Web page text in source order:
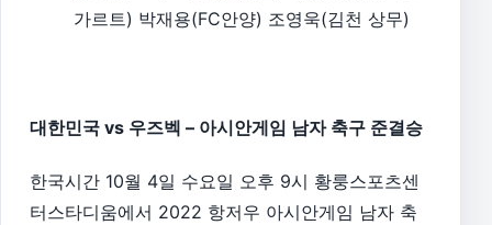
가르트) 박재용(FC안양) 조영욱(김천 상무)
대한민국 vs 우즈벡 – 아시안게임 남자 축구 준결승
한국시간 10월 4일 수요일 오후 9시 황룽스포츠센
터스타디움에서 2022 항저우 아시안게임 남자 축